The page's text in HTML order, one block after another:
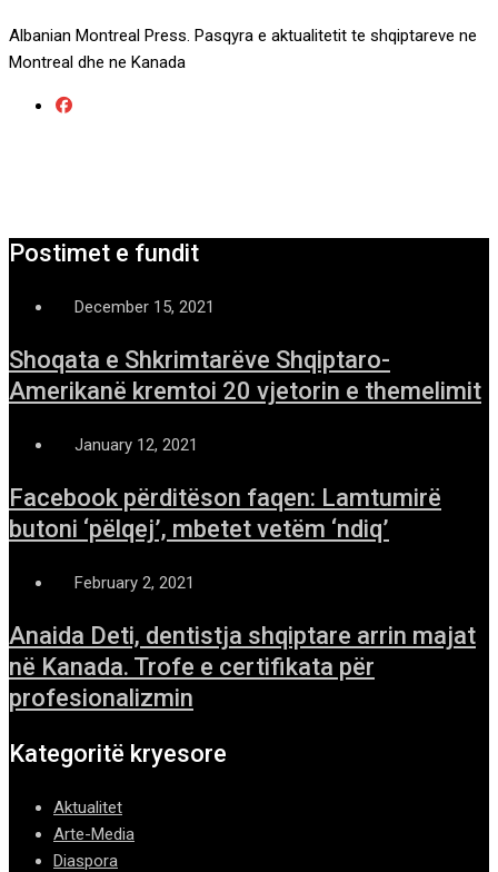
Albanian Montreal Press. Pasqyra e aktualitetit te shqiptareve ne
Montreal dhe ne Kanada
Postimet e fundit
December 15, 2021
Shoqata e Shkrimtarëve Shqiptaro-
Amerikanë kremtoi 20 vjetorin e themelimit
January 12, 2021
Facebook përditëson faqen: Lamtumirë
butoni ‘pëlqej’, mbetet vetëm ‘ndiq’
February 2, 2021
Anaida Deti, dentistja shqiptare arrin majat
në Kanada. Trofe e certifikata për
profesionalizmin
Kategoritë kryesore
Aktualitet
Arte-Media
Diaspora